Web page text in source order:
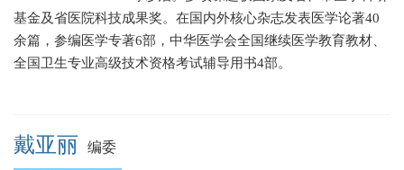
基金及省医院科技成果奖。在国内外核心杂志发表医学论著40
余篇，参编医学专著6部，中华医学会全国继续医学教育教材、
全国卫生专业高级技术资格考试辅导用书4部。
戴亚丽 编委